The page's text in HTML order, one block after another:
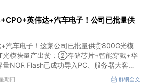
英伟达+汽车电子！公司已批量供
车电子！这家公司已批量供货800G光模
光模块量产出货；②存储芯片+智能穿戴+华
量NOR Flash已成功导入PC、服务器大客
杆！公司拟跨界布局固态存储标的。
期四 解锁全文